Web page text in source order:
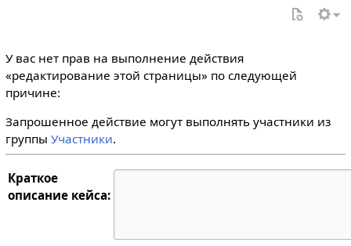
У вас нет прав на выполнение действия
«редактирование этой страницы» по следующей
причине:
Запрошенное действие могут выполнять участники из
группы Участники.
Краткое
описание кейса: